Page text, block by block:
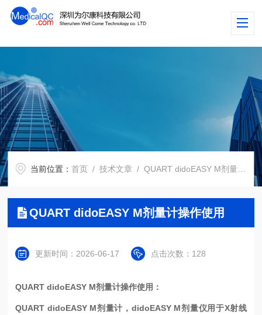
当前位置：首页 /技术文章 / QUART didoEASY M剂量计操作使用
QUART didoEASY M剂量计操作使用
更新时间：2026-06-17 点击次数：128
QUART didoEASY M剂量计操作使用：
QUART didoEASY M剂量计，didoEASY M剂量仪用于X射线